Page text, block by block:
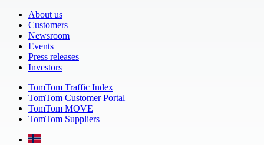
About us
Customers
Newsroom
Events
Press releases
Investors
TomTom Traffic Index
TomTom Customer Portal
TomTom MOVE
TomTom Suppliers